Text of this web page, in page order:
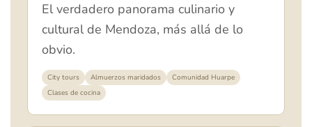
El verdadero panorama culinario y
cultural de Mendoza, más allá de lo
obvio.
City tours Almuerzos maridados
Comunidad Huarpe
Clases de cocina